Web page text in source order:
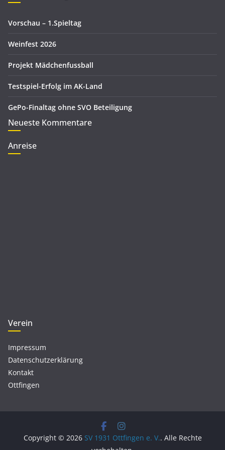
n
Vorschau – 1.Spieltag
Weinfest 2026
Projekt Mädchenfussball
Testspiel-Erfolg im AK-Land
GePo-Finaltag ohne SVO Beteiligung
Neueste Kommentare
Anreise
Verein
Impressum
Datenschutzerklärung
Kontakt
Ottfingen
Copyright © 2026 SV 1931 Ottfingen e. V.. Alle Rechte